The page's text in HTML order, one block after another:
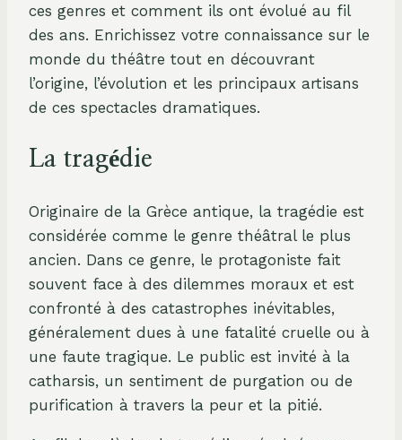
ces genres et comment ils ont évolué au fil
des ans. Enrichissez votre connaissance sur le
monde du théâtre tout en découvrant
l’origine, l’évolution et les principaux artisans
de ces spectacles dramatiques.
La tragédie
Originaire de la Grèce antique, la tragédie est
considérée comme le genre théâtral le plus
ancien. Dans ce genre, le protagoniste fait
souvent face à des dilemmes moraux et est
confronté à des catastrophes inévitables,
généralement dues à une fatalité cruelle ou à
une faute tragique. Le public est invité à la
catharsis, un sentiment de purgation ou de
purification à travers la peur et la pitié.